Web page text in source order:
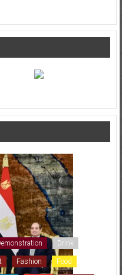
Drink
Fashion Food